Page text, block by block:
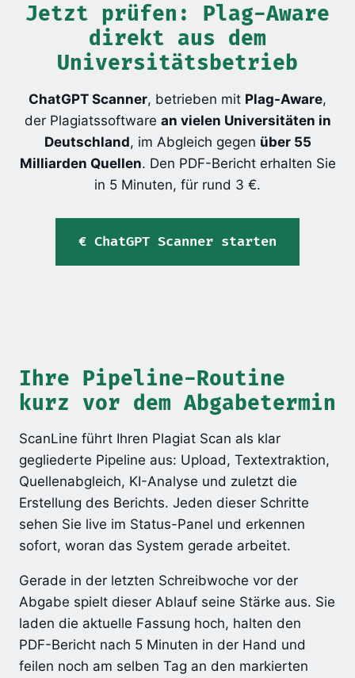
Jetzt prüfen: Plag-Aware
direkt aus dem
Universitätsbetrieb
ChatGPT Scanner, betrieben mit Plag-Aware,
der Plagiatssoftware an vielen Universitäten in
Deutschland, im Abgleich gegen über 55
Milliarden Quellen. Den PDF-Bericht erhalten Sie
in 5 Minuten, für rund 3 €.
ChatGPT Scanner starten
Ihre Pipeline-Routine
kurz vor dem Abgabetermin
ScanLine führt Ihren Plagiat Scan als klar
gegliederte Pipeline aus: Upload, Textextraktion,
Quellenabgleich, KI-Analyse und zuletzt die
Erstellung des Berichts. Jeden dieser Schritte
sehen Sie live im Status-Panel und erkennen
sofort, woran das System gerade arbeitet.
Gerade in der letzten Schreibwoche vor der
Abgabe spielt dieser Ablauf seine Stärke aus. Sie
laden die aktuelle Fassung hoch, halten den
PDF-Bericht nach 5 Minuten in der Hand und
feilen noch am selben Tag an den markierten